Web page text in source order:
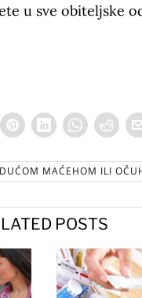
u sve obiteljske
MAĆEHOM ILI
POSTS